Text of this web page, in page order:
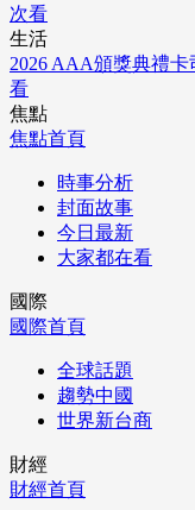
生活
2026 AAA頒獎典禮
看
焦點
焦點首頁
時事分析
封面故事
今日最新
大家都在看
國際
國際首頁
全球話題
趨勢中國
世界新台商
財經
財經首頁